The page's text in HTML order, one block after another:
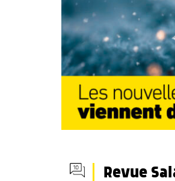
Revue